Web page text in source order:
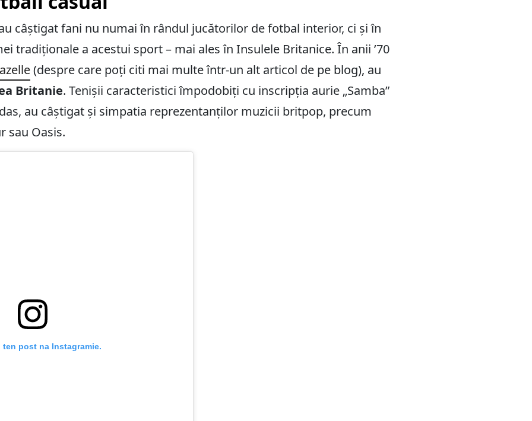
câștigat fani nu numai în rândul jucătorilor de fotbal interior, ci și în
tradiționale a acestui sport – mai ales în Insulele Britanice. În anii ’70
(despre care poți citi mai multe într-un alt articol de pe blog), au
Britanie. Tenișii caracteristici împodobiți cu inscripția aurie „Samba”
au câștigat și simpatia reprezentanților muzicii britpop, precum
sau Oasis.
ten post na Instagramie.